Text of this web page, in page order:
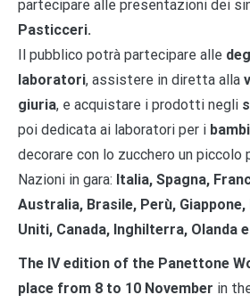
partecipare alle presentazioni dei
Pasticceri.
Il pubblico potrà partecipare alle
laboratori, assistere in diretta alla
giuria, e acquistare i prodotti negli
poi dedicata ai laboratori per i
decorare con lo zucchero un piccolo
Nazioni in gara: Italia, Spagna,
Australia, Brasile, Perù,
Uniti, Canada, Inghilterra, Olanda
The IV edition of the Panettone
place from 8 to 10 November in